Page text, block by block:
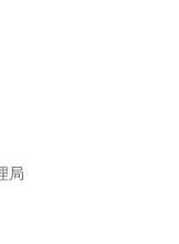
局